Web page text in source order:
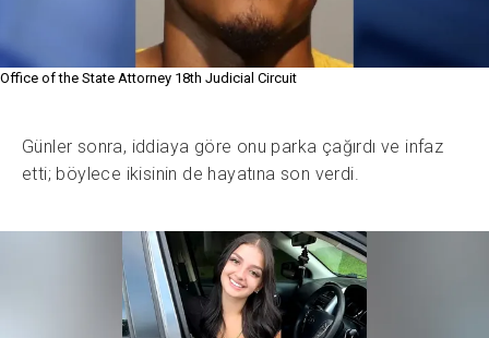
Office of the State Attorney 18th Judicial Circuit
Günler sonra, iddiaya göre onu parka çağırdı ve infaz
etti; böylece ikisinin de hayatına son verdi.